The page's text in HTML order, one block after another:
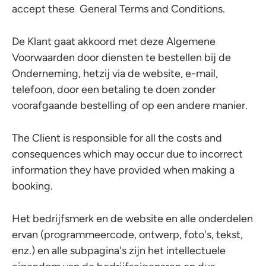
accept these General Terms and Conditions.
De Klant gaat akkoord met deze Algemene
Voorwaarden door diensten te bestellen bij de
Onderneming, hetzij via de website, e-mail,
telefoon, door een betaling te doen zonder
voorafgaande bestelling of op een andere manier.
The Client is responsible for all the costs and
consequences which may occur due to incorrect
information they have provided when making a
booking.
Het bedrijfsmerk en de website en alle onderdelen
ervan (programmeercode, ontwerp, foto's, tekst,
enz.) en alle subpagina's zijn het intellectuele